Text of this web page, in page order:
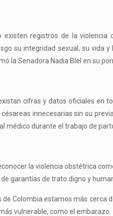
existen registros de la
su integridad sexual, su vida
la Senadora Nadia Blel en su
cifras y datos oficiales en
innecesarias sin su
médico durante el trabajo de
la violencia obstétrica
garantías de trato digno y
de Colombia estamos más
vulnerable, como el embarazo.